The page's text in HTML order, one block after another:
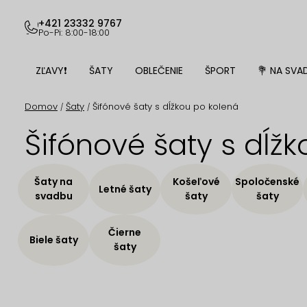
obsah
+421 23332 9767
Po-Pi: 8:00-18:00
ZĽAVY❗ ŠATY OBLEČENIE ŠPORT 💐 NA
Domov / Šaty / Šifónové šaty s dĺžkou po kolená
Šifónové šaty s
Šaty na
svadbu
Letné šaty
Košeľové
šaty
Spoločenské
šaty
Biele šaty
Čierne
šaty